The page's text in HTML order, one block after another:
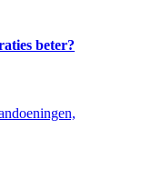
beter?